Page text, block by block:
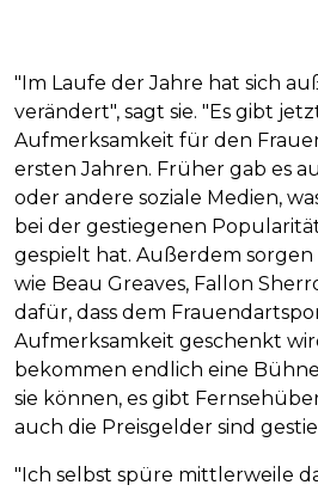
"Im Laufe der Jahre hat sich
verändert", sagt sie. "Es gibt
Aufmerksamkeit für den
ersten Jahren. Früher gab es
oder andere soziale Medien,
bei der gestiegenen
gespielt hat. Außerdem
wie Beau Greaves, Fallon
dafür, dass dem
Aufmerksamkeit geschenkt
bekommen endlich eine
sie können, es gibt
auch die Preisgelder sind
"Ich selbst spüre mittlerweile